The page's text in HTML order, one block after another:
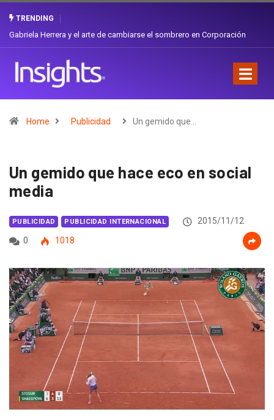
TRENDING
Gabriela Herrera y el arte de cambiarse el sombrero en Corporación
Home Publicidad Un gemido que…
Un gemido que hace eco en social
media
PUBLICIDAD PUBLICIDAD INTERNACIONAL
2015/11/12
0
1018